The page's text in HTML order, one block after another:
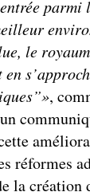
parmi
le
,
réformes
la création